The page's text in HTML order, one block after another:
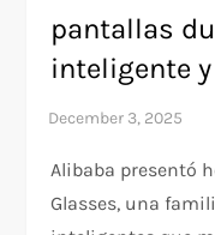
pantallas
inteligente y
Alibaba presentó
Glasses, una